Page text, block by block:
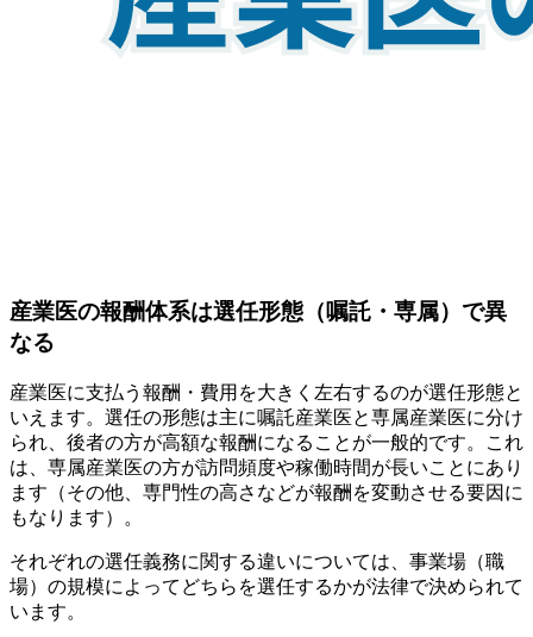
産業医にかかる費用の会計処理の注意点
7.1 報酬の勘定項目は？
産業医の報酬体系は選任形態（嘱託・専属）で異
なる
産業医に支払う報酬・費用を大きく左右するのが選任形態と
いえます。選任の形態は主に嘱託産業医と専属産業医に分け
られ、後者の方が高額な報酬になることが一般的です。これ
は、専属産業医の方が訪問頻度や稼働時間が長いことにあり
ます（その他、専門性の高さなどが報酬を変動させる要因に
もなります）。
それぞれの選任義務に関する違いについては、事業場（職
場）の規模によってどちらを選任するかが法律で決められて
います。